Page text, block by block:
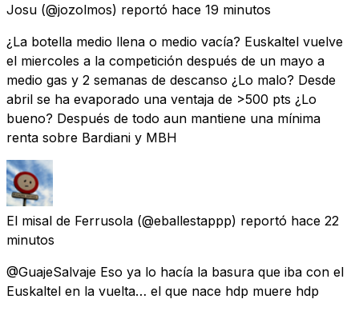
Josu (@jozolmos) reportó hace 19 minutos
¿La botella medio llena o medio vacía? Euskaltel vuelve
el miercoles a la competición después de un mayo a
medio gas y 2 semanas de descanso ¿Lo malo? Desde
abril se ha evaporado una ventaja de >500 pts ¿Lo
bueno? Después de todo aun mantiene una mínima
renta sobre Bardiani y MBH
El misal de Ferrusola (@eballestappp) reportó hace 22
minutos
@GuajeSalvaje Eso ya lo hacía la basura que iba con el
Euskaltel en la vuelta… el que nace hdp muere hdp